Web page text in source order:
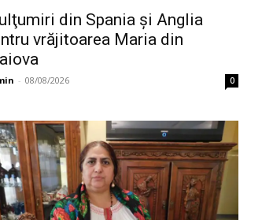
din Spania şi Anglia
vrăjitoarea Maria din
- 08/08/2026 0